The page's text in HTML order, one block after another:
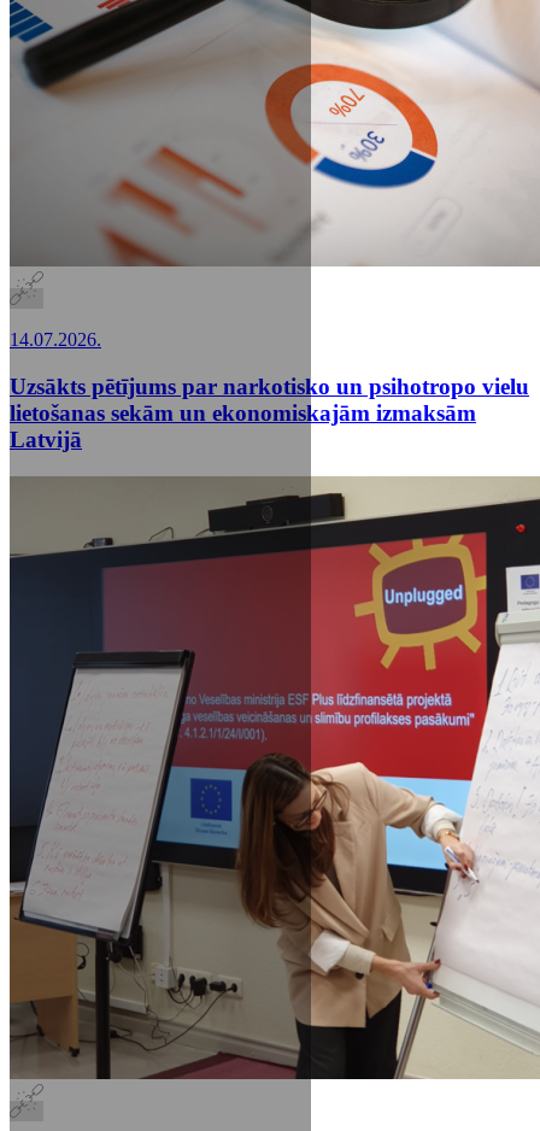
14.07.2026.
Uzsākts pētījums par narkotisko un psihotropo vielu
lietošanas sekām un ekonomiskajām izmaksām
Latvijā